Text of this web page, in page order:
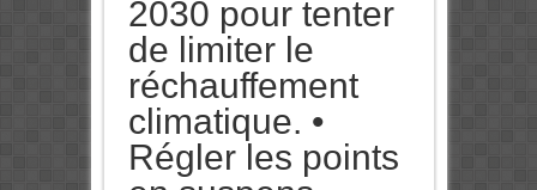
2030 pour tenter
de limiter le
réchauffement
climatique. •
Régler les points